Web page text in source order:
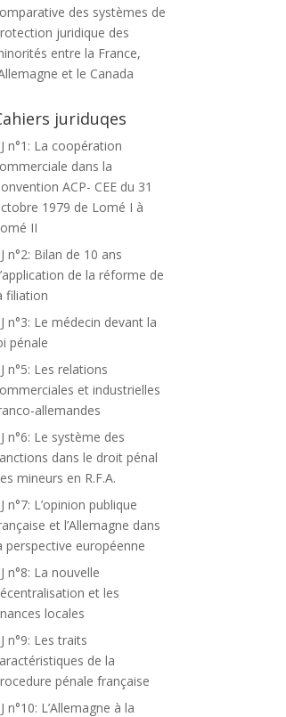
des systèmes de
juridique des
entre la France,
et le Canada
juriduqes
n°1: La coopération
dans la
ACP- CEE du 31
1979 de Lomé I à
II
n°2: Bilan de 10 ans
de la réforme de
filiation
n°3: Le médecin devant la
pénale
n°5: Les relations
et industrielles
allemandes
n°6: Le système des
dans le droit pénal
mineurs en R.F.A.
n°7: L’opinion publique
et l’Allemagne dans
perspective européenne
n°8: La nouvelle
et les
locales
n°9: Les traits
de la
pénale française
n°10: L’Allemagne à la